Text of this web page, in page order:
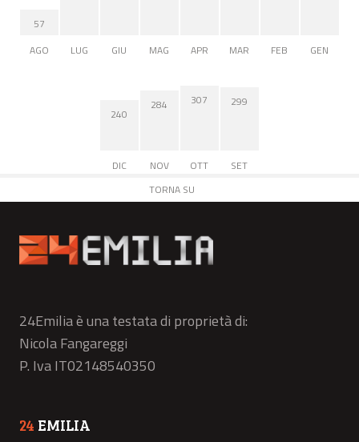
57
AGO
LUG GIU MAG APR MAR FEB GEN
240
DIC
284
NOV
307
OTT
299
SET
TORNA SU
24Emilia è una testata di proprietà di:
Nicola Fangareggi
P. Iva IT02148540350
24 EMILIA